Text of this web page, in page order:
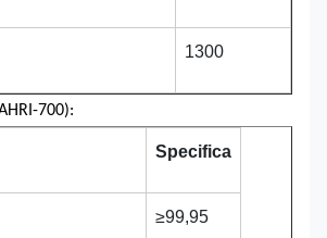
1300
700):
Specifica
≥99,95